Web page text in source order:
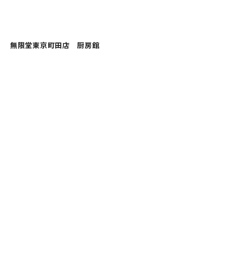
無限堂東京町田店 厨房館